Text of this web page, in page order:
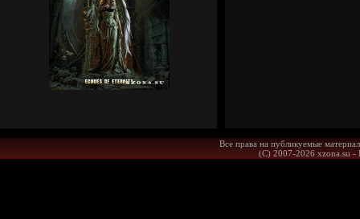
Все права на публикуемые
(С) 2007-2026 xzona.su -